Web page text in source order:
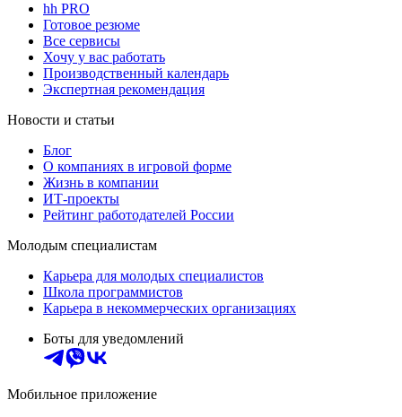
hh PRO
Готовое резюме
Все сервисы
Хочу у вас работать
Производственный календарь
Экспертная рекомендация
Новости и статьи
Блог
О компаниях в игровой форме
Жизнь в компании
ИТ-проекты
Рейтинг работодателей России
Молодым специалистам
Карьера для молодых специалистов
Школа программистов
Карьера в некоммерческих организациях
Боты для уведомлений
Мобильное приложение